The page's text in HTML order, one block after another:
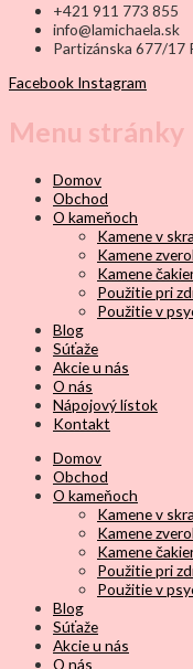
+421 911 773 855
info@lamichaela.sk
Partizánska 677/17
Facebook Instagram
Menu stránky
Domov
Obchod
O kameňoch
Kamene v
Kamene
Kamene
Použitie pri
Použitie v
Blog
Súťaže
Akcie u nás
O nás
Nápojový lístok
Kontakt
Domov
Obchod
O kameňoch
Kamene v
Kamene
Kamene
Použitie pri
Použitie v
Blog
Súťaže
Akcie u nás
O nás